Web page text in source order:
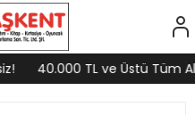
40.000 TL ve Üstü Tüm